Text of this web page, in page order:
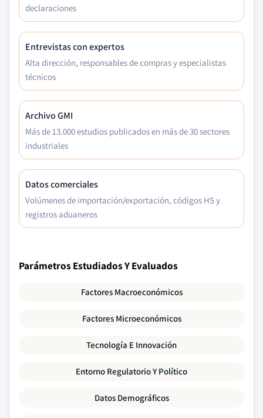
declaraciones
Entrevistas con expertos
Alta dirección, responsables de compras y especialistas
técnicos
Archivo GMI
Más de 13.000 estudios publicados en más de 30 sectores
industriales
Datos comerciales
Volúmenes de importación/exportación, códigos HS y
registros aduaneros
Parámetros Estudiados Y Evaluados
Factores Macroeconómicos
Factores Microeconómicos
Tecnología E Innovación
Entorno Regulatorio Y Político
Datos Demográficos